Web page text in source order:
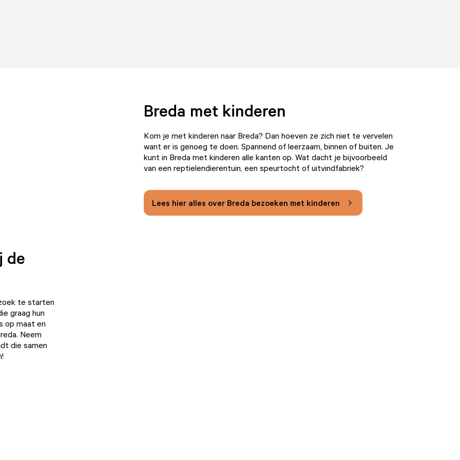
Breda met kinderen
Kom je met kinderen naar Breda? Dan hoeven ze zich niet te vervelen
want er is genoeg te doen. Spannend of leerzaam, binnen of buiten. Je
kunt in Breda met kinderen alle kanten op. Wat dacht je bijvoorbeeld
van een reptielendierentuin, een speurtocht of uitvindfabriek?
Lees hier alles over Breda bezoeken met kinderen
de
te starten
graag hun
op maat en
Neem
die samen